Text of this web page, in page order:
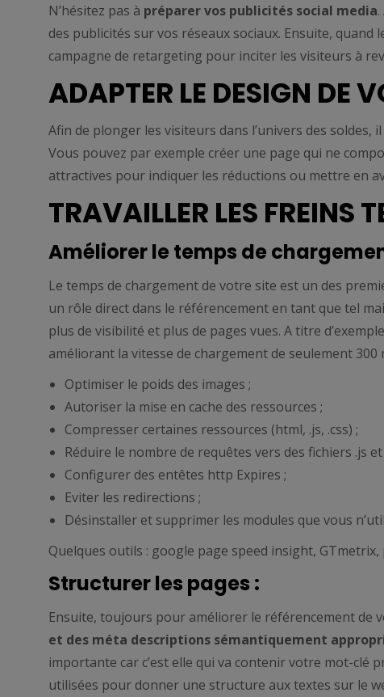
N’hésitez pas à préparer vos publicités social media
des publicités sur vos réseaux sociaux. Ensuite,
campagne de retargeting pour inciter les visiteurs à
ADAPTER LE DESIGN DE
Afin de plonger les visiteurs dans l’univers des soldes,
Vous pouvez par exemple créer une page qui ne
attractives pour indiquer les réductions ou mettre en
TRAVAILLER LES FREINS
Améliorer le temps de
Le temps de chargement de votre site est un des
un rôle direct dans le référencement en tant que tel
plus de visibilité et plus de pages vues. A titre
améliorant la vitesse de chargement de seulement 300
Optimiser le poids des images ;
Autoriser la mise en cache des ressources ;
Compresser certaines ressources (html, .js, .css) ;
Réduire le nombre de requêtes vers des fichiers .js et
Configurer des entêtes http Expires ;
Eviter les redirections ;
Désinstaller et supprimer les modules que vous
Quelques outils : google page speed insight,
Structurer les pages :
Ensuite, toujours pour améliorer le référencement de
et des méta descriptions sémantiquement
importante car c’est elle qui va contenir votre mot-clé
utilisées pour donner une structure aux textes sur le